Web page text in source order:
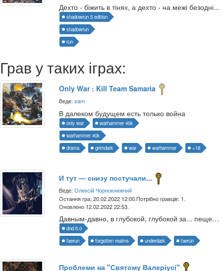
Дехто - біжить в тінях, а дехто - на межі безодні...
shadowrun 5 edition
shadowrun
run
Грав у таких іграх:
Only War : Kill Team Samaria
Веде:sam
В далеком будущем есть только война
only war
warhammer 40k
warhammer 40k
drama
grimdark war warhammer +18
И тут — снизу постучали...
Веде:Олексій Чорнокнижний
Остання гра: 20.02.2022 12:00.Потрібно гравців: 1.
Оновлено 12.02.2022 22:53.
Давным-давно, в глубокой, глубокой за... пещере, пещере!!!!
dnd-5.0
faerun
forgotten realms underdark faerûn
Проблеми на "Святому Валеріусі"